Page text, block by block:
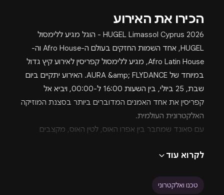
הכירו את האירוע
HUGEL Limassol Cyprus 2026 - הוגל מגיע ללימסול
HUGEL, אחד השמות החזקים בעולם ה-Afro House וה-
Afro Latin House, מגיע ללימסול קפריסין לאירוע קיץ גדול
במיוחד של AURA &amp; FLYDANCE. האירוע יתקיים ביום
שבת, 25 ביולי, בין השעות 16:00 ל-00:00, ויביא אל
קפריסין את אחד האמנים המדוברים ביותר בסצנת המוזיקה
האלקטרונית העולמית.
עם סאונד שמחבר בין אפרו האוס, לטין האוס, מקצבים
HUGEL הפך בשנים האחרונות לאחד האמנים שמובילים את
בלימסול צפויה להיות חוויה מוזיקלית קיצית, בינלאומית
לקרוא עוד
טכנו ואלקטרוני